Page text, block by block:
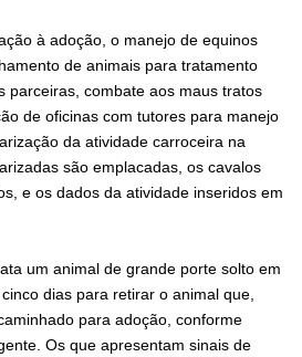
à adoção, o manejo de equinos
de animais para tratamento
parceiras, combate aos maus tratos
de oficinas com tutores para manejo
da atividade carroceira na
são emplacadas, os cavalos
e os dados da atividade inseridos em
um animal de grande porte solto em
dias para retirar o animal que,
para adoção, conforme
Os que apresentam sinais de